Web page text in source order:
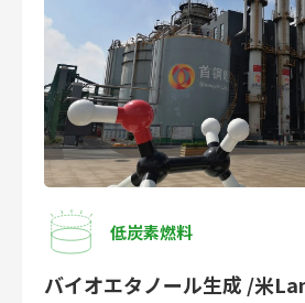
低炭素燃料
バイオエタノール生成 /米